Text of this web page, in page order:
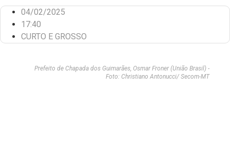
04/02/2025
17:40
CURTO E GROSSO
Prefeito de Chapada dos Guimarães, Osmar Froner (União Brasil) -
Foto: Christiano Antonucci/ Secom-MT